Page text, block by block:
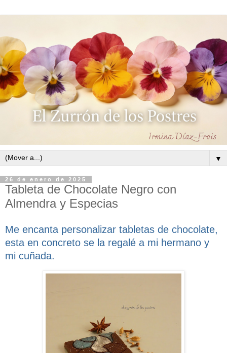
▼
26 de enero de 2025
Tableta de Chocolate Negro con
Almendra y Especias
Me encanta personalizar tabletas de chocolate,
esta en concreto se la regalé a mi hermano y
mi cuñada.